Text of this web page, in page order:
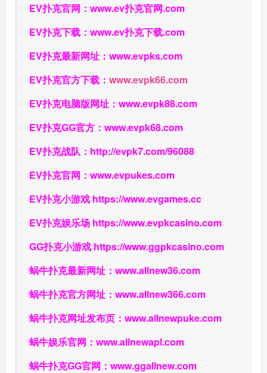
EV扑克官网： www.ev扑克官网.com
EV扑克下载： www.ev扑克下载.com
EV扑克最新网址： www.evpks.com
EV扑克官方下载： www.evpk66.com
EV扑克电脑版网址： www.evpk88.com
EV扑克GG官方： www.evpk68.com
EV扑克战队： http://evpk7.com/96088
EV扑克官网： www.evpukes.com
EV扑克小游戏 https://www.evgames.cc
EV扑克娱乐场 https://www.evpkcasino.com
GG扑克小游戏 https://www.ggpkcasino.com
蜗牛扑克最新网址： www.allnew36.com
蜗牛扑克官方网址： www.allnew366.com
蜗牛扑克网址发布页： www.allnewpuke.com
蜗牛娱乐官网： www.allnewapl.com
蜗牛扑克GG官网： www.ggallnew.com